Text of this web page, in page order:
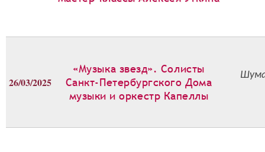
26/03/2025
«Музыка звезд». Солисты
Санкт-Петербургского Дома
музыки и оркестр Капеллы